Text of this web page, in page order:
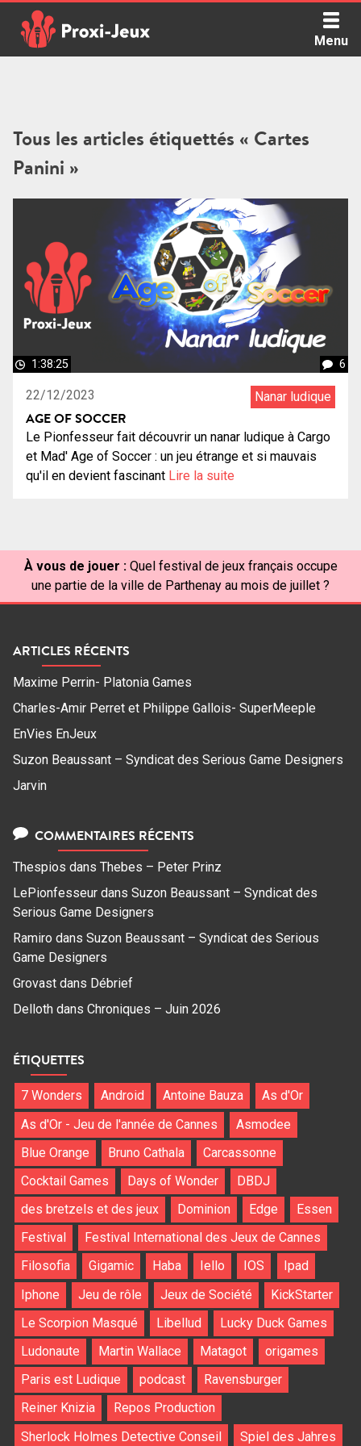
content
Menu
Tous les articles étiquettés « Cartes
Panini »
1:38:25 6
22/12/2023 Nanar ludique
AGE OF SOCCER
Le Pionfesseur fait découvrir un nanar ludique à Cargo
et Mad' Age of Soccer : un jeu étrange et si mauvais
qu'il en devient fascinant Lire la suite
À vous de jouer : Quel festival de jeux français occupe
une partie de la ville de Parthenay au mois de juillet ?
ARTICLES RÉCENTS
Maxime Perrin- Platonia Games
Charles-Amir Perret et Philippe Gallois- SuperMeeple
EnVies EnJeux
Suzon Beaussant – Syndicat des Serious Game Designers
Jarvin
COMMENTAIRES RÉCENTS
Thespios dans Thebes – Peter Prinz
LePionfesseur dans Suzon Beaussant – Syndicat des
Serious Game Designers
Ramiro dans Suzon Beaussant – Syndicat des Serious
Game Designers
Grovast dans Débrief
Delloth dans Chroniques – Juin 2026
ÉTIQUETTES
7 Wonders Android Antoine Bauza
As d'Or
As d'Or - Jeu de l'année de Cannes
Asmodee
Blue Orange
Bruno Cathala
Carcassonne
Cocktail Games
Days of Wonder
DBDJ
des bretzels et des jeux
Dominion Edge
Essen
Festival
Festival International des Jeux de Cannes
Filosofia
Gigamic Haba Iello IOS
Ipad
Iphone
Jeu de rôle Jeux de Société
KickStarter
Le Scorpion Masqué
Libellud
Lucky Duck Games
Ludonaute
Martin Wallace Matagot
origames
Paris est Ludique
podcast
Ravensburger
Reiner Knizia
Repos Production
Sherlock Holmes Detective Conseil
Spiel des Jahres